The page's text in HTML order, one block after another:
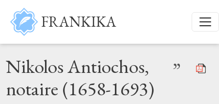
Aller au contenu principal
FRANKIKA
Nikolos Antiochos,
notaire (1658-1693)
”